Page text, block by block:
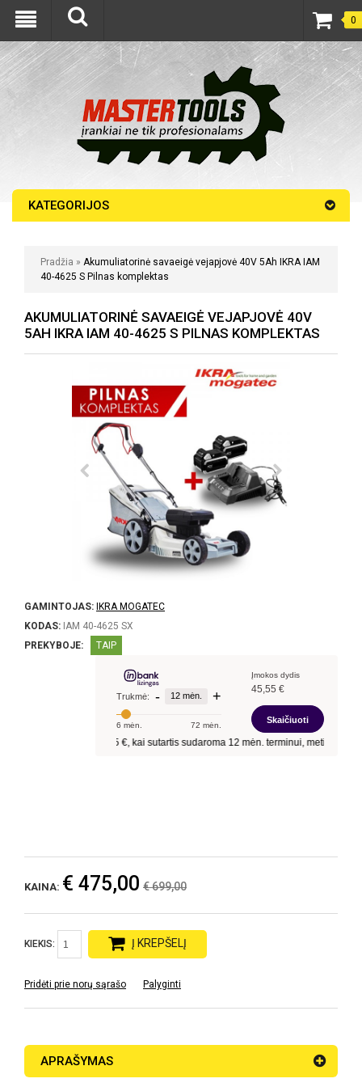
0
KATEGORIJOS
Pradžia » Akumuliatorinė savaeigė vejapjovė 40V 5Ah IKRA IAM
40-4625 S Pilnas komplektas
AKUMULIATORINĖ SAVAEIGĖ VEJAPJOVĖ 40V
5AH IKRA IAM 40-4625 S PILNAS KOMPLEKTAS
GAMINTOJAS: IKRA MOGATEC
KODAS: IAM 40-4625 SX
PREKYBOJE:
TAIP
KAINA: € 475,00 € 699,00
KIEKIS: Į KREPŠELĮ
Pridėti prie norų sąrašo Palyginti
APRAŠYMAS